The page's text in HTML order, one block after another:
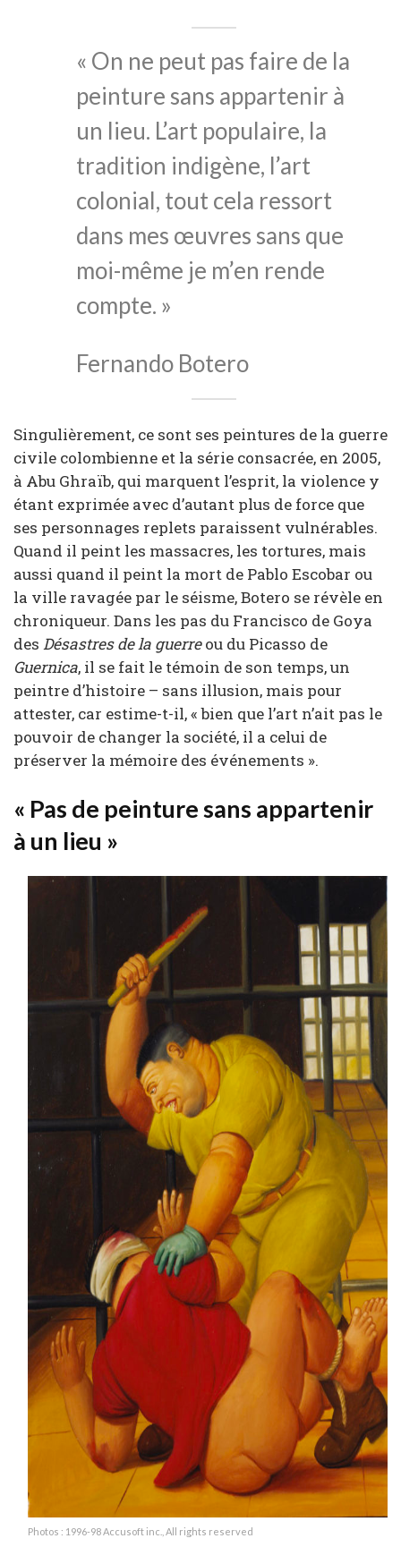
« On ne peut pas faire de la
peinture sans appartenir à
un lieu. L’art populaire, la
tradition indigène, l’art
colonial, tout cela ressort
dans mes œuvres sans que
moi-même je m’en rende
compte. »
Fernando Botero
Singulièrement, ce sont ses peintures de la guerre
civile colombienne et la série consacrée, en 2005,
à Abu Ghraïb, qui marquent l’esprit, la violence y
étant exprimée avec d’autant plus de force que
ses personnages replets paraissent vulnérables.
Quand il peint les massacres, les tortures, mais
aussi quand il peint la mort de Pablo Escobar ou
la ville ravagée par le séisme, Botero se révèle en
chroniqueur. Dans les pas du Francisco de Goya
des Désastres de la guerreou du Picasso de
Guernica, il se fait le témoin de son temps, un
peintre d’histoire – sans illusion, mais pour
attester, car estime-t-il, « bien que l’art n’ait pas le
pouvoir de changer la société, il a celui de
préserver la mémoire des événements ».
« Pas de peinture sans appartenir
à un lieu »
Photos : 1996-98 Accusoft inc., All rights reserved